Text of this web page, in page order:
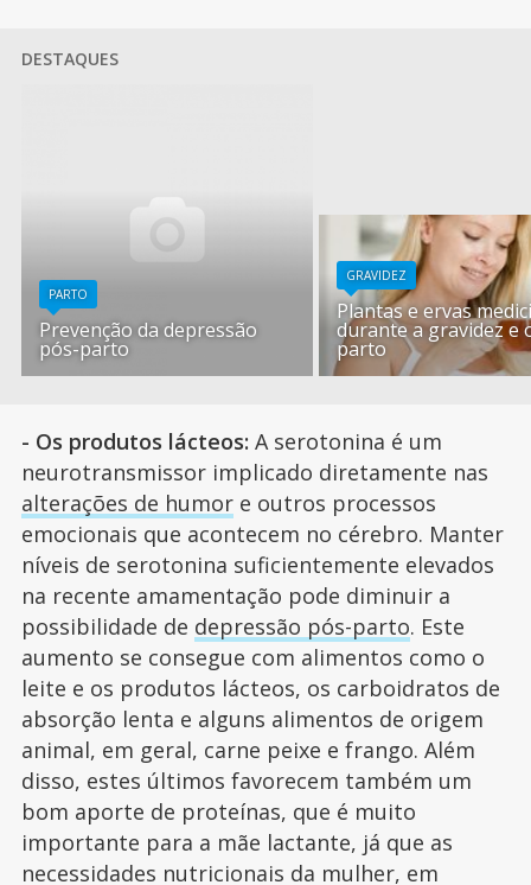
DESTAQUES
PARTO
Prevenção da depressão
pós-parto
GRAVIDEZ
Plantas e ervas
durante a gravidez e
parto
- Os produtos lácteos: A serotonina é um
neurotransmissor implicado diretamente nas
alterações de humore outros processos
emocionais que acontecem no cérebro. Manter
níveis de serotonina suficientemente elevados
na recente amamentação pode diminuir a
possibilidade de depressão pós-parto. Este
aumento se consegue com alimentos como o
leite e os produtos lácteos, os carboidratos de
absorção lenta e alguns alimentos de origem
animal, em geral, carne peixe e frango. Além
disso, estes últimos favorecem também um
bom aporte de proteínas, que é muito
importante para a mãe lactante, já que as
necessidades nutricionais da mulher, em